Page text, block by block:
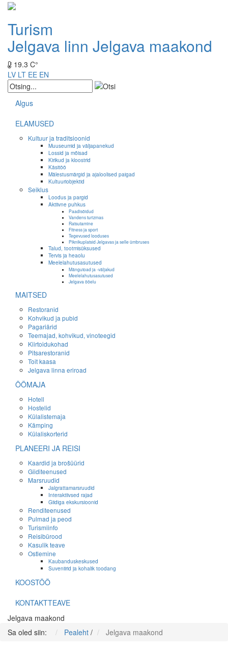
Turism
Jelgava linn Jelgava maakond
19.3 C°
LV LT EE EN
Algus
ELAMUSED
Kultuur ja traditsioonid
Muuseumid ja väljapanekud
Lossid ja mõisad
Kirikud ja kloostrid
Käsitöö
Mälestusmärgid ja ajaloolised paigad
Kultuuriobjektid
Seiklus
Loodus ja pargid
Aktiivne puhkus
Paadisõidud
Vandens turizmas
Ratsutamine
Fitness ja sport
Tegevused looduses
Piknikuplatsid Jelgavas ja selle ümbruses
Talud, tootmisüksused
Tervis ja heaolu
Meelelahutusasutused
Mängutoad ja -väljakud
Meelelahutusasutused
Jelgava ööelu
MAITSED
Restoranid
Kohvikud ja pubid
Pagariärid
Teemajad, kohvikud, vinoteegid
Kiirtoidukohad
Pitsarestoranid
Toit kaasa
Jelgava linna eriroad
ÖÖMAJA
Hotell
Hostelid
Külalistemaja
Kämping
Külaliskorterid
PLANEERI JA REISI
Kaardid ja brošüürid
Giiditeenused
Marsruudid
Jalgrattamarsruudid
Interaktiivsed rajad
Giidiga ekskursioonid
Renditeenused
Pulmad ja peod
Turismiinfo
Reisibürood
Kasulik teave
Ostlemine
Kaubanduskeskused
Suveniirid ja kohalik toodang
KOOSTÖÖ
KONTAKTTEAVE
Jelgava maakond
Sa oled siin:
Pealeht / Jelgava maakond